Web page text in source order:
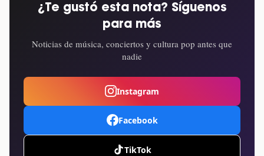
¿Te gustó esta nota? Síguenos
para más
Noticias de música, conciertos y cultura pop antes que
nadie
Instagram
Facebook
TikTok